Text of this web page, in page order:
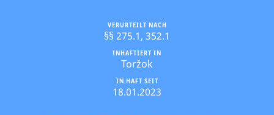
IN HAFT SEIT
18.01.2023
INHAFTIERT IN
Toržok
VERURTEILT NACH
§§ 275.1, 352.1